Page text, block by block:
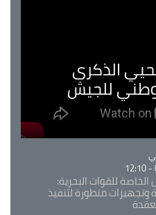
الذكرى
للجيش
للقوات البحرية:
متطورة لتنفيذ